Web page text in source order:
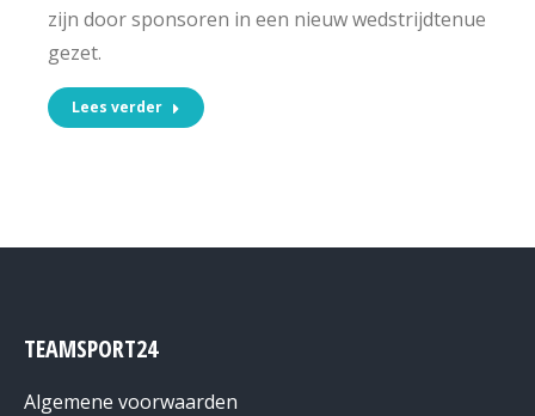
zijn door sponsoren in een nieuw wedstrijdtenue
gezet.
Lees verder
TEAMSPORT24
Algemene voorwaarden